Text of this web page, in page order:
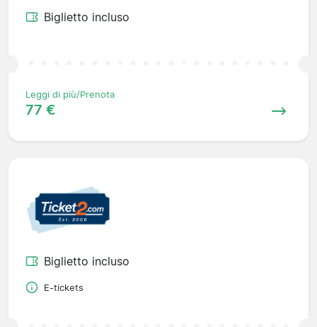
Biglietto incluso
Leggi di più/Prenota
77 €
Biglietto incluso
E-tickets